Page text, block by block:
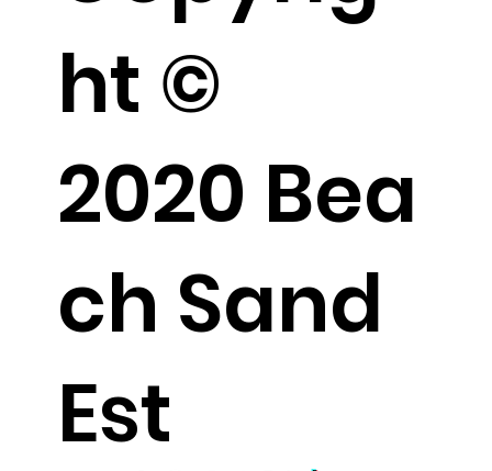
ht ©
2020 Bea
ch Sand
Est